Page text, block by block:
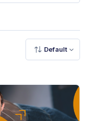
SOCIALES
Default